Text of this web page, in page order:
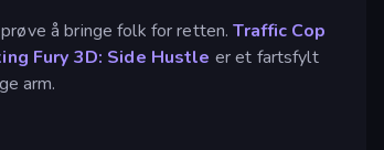
å bringe folk for retten.Traffic Cop
Fury 3D: Side Hustle er et fartsfylt
arm.